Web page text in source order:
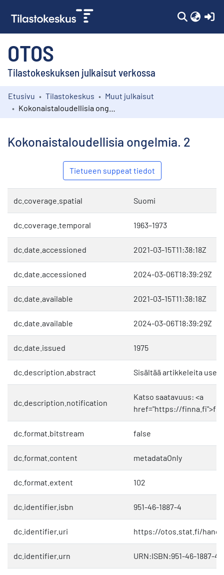
OTOS
Tilastokeskuksen julkaisut verkossa
Kokoelmat
Etusivu Tilastokeskus
Muut julkaisut
Kokonaistaloudellisia ongelmia. 2
Tietueen suppeat tiedot
dc.coverage.spatial Suomi
dc.coverage.temporal 1963–1973
dc.date.accessioned 2021-03-15T11:38:18Z
dc.date.accessioned 2024-03-06T18:39:29Z
dc.date.available 2021-03-15T11:38:18Z
dc.date.available 2024-03-06T18:39:29Z
dc.date.issued 1975
dc.description.abstract Sisältää artikkeleita
dc.description.notification
Katso saatavuus: <a
href="https://
dc.format.bitstream false
dc.format.content metadataOnly
dc.format.extent 102
dc.identifier.isbn 951-46-1887-4
dc.identifier.uri https://otos.stat.fi/
dc.identifier.urn URN:ISBN:951-46-1887-4